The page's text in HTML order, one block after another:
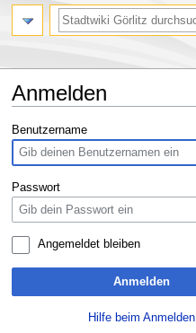
Anmelden
Zur
Navigation
springen
Zur
Suche
springen
Benutzername
Passwort
Angemeldet bleiben
Anmelden
Hilfe beim Anmelden